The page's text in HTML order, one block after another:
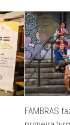
FAMBRAS